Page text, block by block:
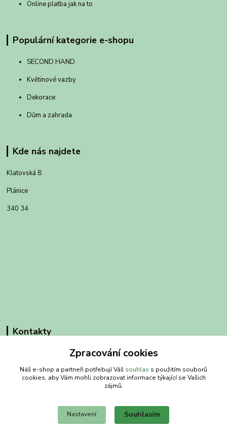
Online platba jak na to
Populární kategorie e-shopu
SECOND HAND
Květinové vazby
Dekorace
Dům a zahrada
Kde nás najdete
Klatovská 8
Plánice
340 34
Kontakty
Obchodní dům-splněný sen
Petra
+420 734303223
info@splneny-sen.cz
Zpracování cookies
Náš e-shop a partneři potřebují Váš souhlas s použitím souborů
cookies, aby Vám mohli zobrazovat informace týkající se Vašich
zájmů.
Nastavení Souhlasím